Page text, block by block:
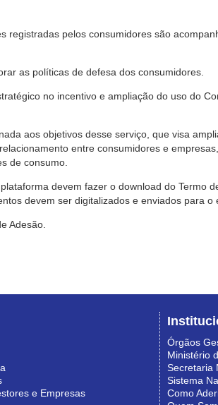
registradas pelos consumidores são
as políticas de defesa dos consumidores.
no incentivo e ampliação do uso do
aos objetivos desse serviço, que visa
entre consumidores e
de consumo.
devem fazer o download do Termo
devem ser digitalizados e enviados para o
Adesão.
e Empresas
Órgãos
Ministério
Secretaria
Sistema
Como